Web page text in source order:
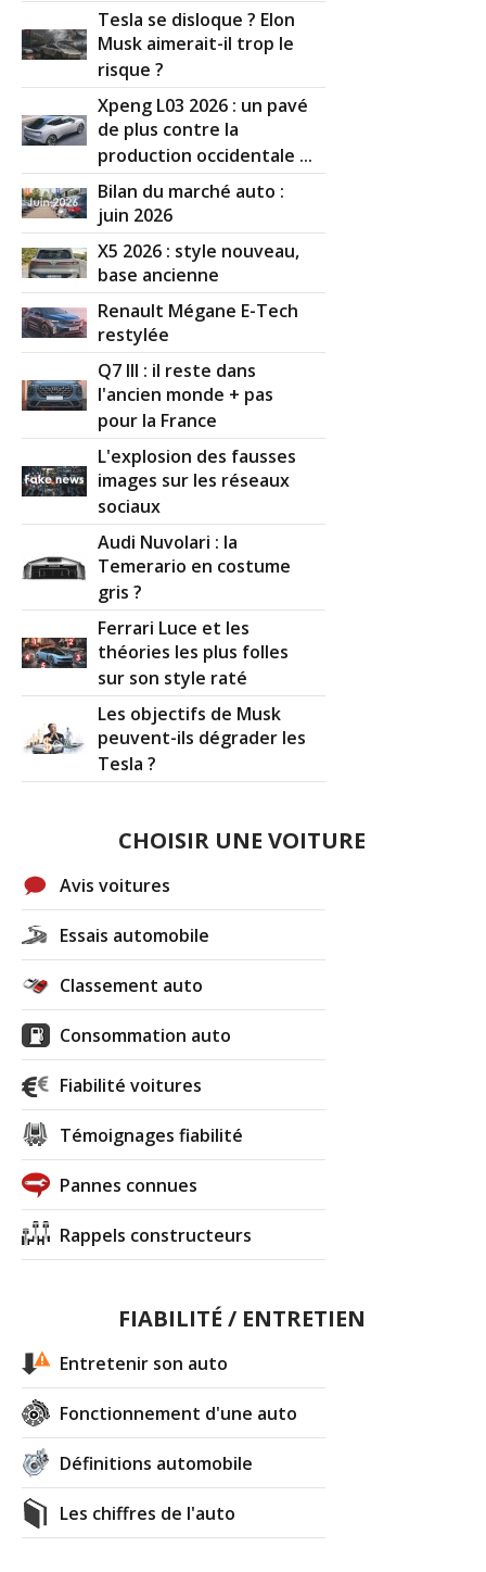
Tesla se disloque ? Elon
Musk aimerait-il trop le
risque ?
Xpeng L03 2026 : un pavé
de plus contre la
production occidentale ...
Bilan du marché auto :
juin 2026
X5 2026 : style nouveau,
base ancienne
Renault Mégane E-Tech
restylée
Q7 III : il reste dans
l'ancien monde + pas
pour la France
L'explosion des fausses
images sur les réseaux
sociaux
Audi Nuvolari : la
Temerario en costume
gris ?
Ferrari Luce et les
théories les plus folles
sur son style raté
Les objectifs de Musk
peuvent-ils dégrader les
Tesla ?
CHOISIR UNE VOITURE
Avis voitures
Essais automobile
Classement auto
Consommation auto
Fiabilité voitures
Témoignages fiabilité
Pannes connues
Rappels constructeurs
FIABILITÉ / ENTRETIEN
Entretenir son auto
Fonctionnement d'une auto
Définitions automobile
Les chiffres de l'auto